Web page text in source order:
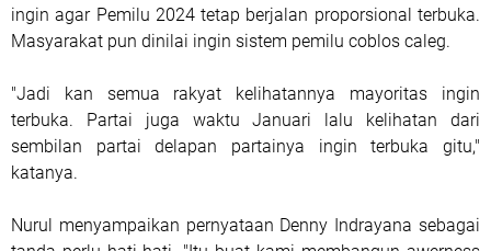
ingin agar Pemilu 2024 tetap berjalan proporsional terbuka.
Masyarakat pun dinilai ingin sistem pemilu coblos caleg.
"Jadi kan semua rakyat kelihatannya mayoritas ingin
terbuka. Partai juga waktu Januari lalu kelihatan dari
sembilan partai delapan partainya ingin terbuka gitu,"
katanya.
Nurul menyampaikan pernyataan Denny Indrayana sebagai